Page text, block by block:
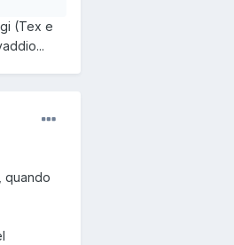
(Tex e
quando